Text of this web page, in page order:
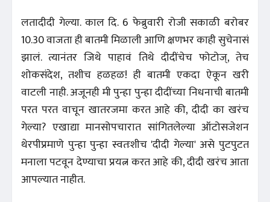
लतादीदी गेल्या. काल दि. 6 फेब्रुवारी रोजी सकाळी बरोबर
10.30 वाजता ही बातमी मिळाली आणि क्षणभर काही सुचेनासं
झालं. त्यानंतर जिथे पाहावं तिथे दीदींचेच फोटोज्, तेच
शोकसंदेश, तशीच हळहळ! ही बातमी एकदा ऐकून खरी
वाटली नाही. अजूनही मी पुन्हा पुन्हा दीदींच्या निधनाची बातमी
परत परत वाचून खातरजमा करत आहे की, दीदी का खरंच
गेल्या? एखाद्या मानसोपचारात सांगितलेल्या ऑटोसजेशन
थेरपीप्रमाणे पुन्हा पुन्हा स्वतःशीच 'दीदी गेल्या' असे पुटपुटत
मनाला पटवून देण्याचा प्रयत्न करत आहे की, दीदी खरंच आता
आपल्यात नाहीत.